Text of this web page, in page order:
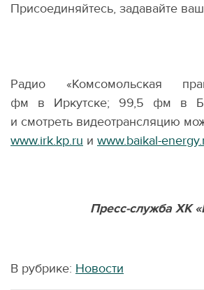
Присоединяйтесь, задавайте
Радио «Комсомольская
фм в Иркутске; 99,5 фм в
и смотреть видеотрансляцию
www.irk.kp.ru и www.baikal-
Пресс-служба ХК
В рубрике: Новости